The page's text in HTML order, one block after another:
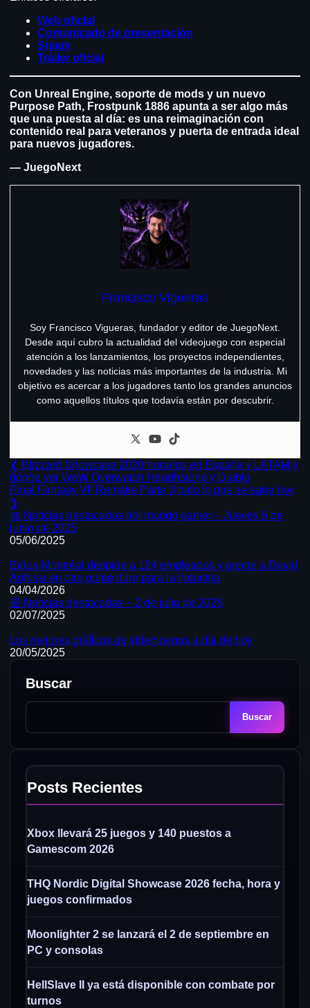
Web oficial
Comunicado de presentación
Steam
Tráiler oficial
Con Unreal Engine, soporte de mods y un nuevo
Purpose Path, Frostpunk 1886 apunta a ser algo más
que una puesta al día: es una reimaginación con
contenido real para veteranos y puerta de entrada ideal
para nuevos jugadores.
— JuegoNext
Francisco Vigueras
Soy Francisco Vigueras, fundador y editor de JuegoNext.
Desde aquí cubro la actualidad del videojuego con especial
atención a los lanzamientos, los proyectos independientes,
novedades y las noticias más importantes de la industria. Mi
objetivo es acercar a los jugadores tanto los grandes anuncios
como aquellos títulos que todavía están por descubrir.
Navegación
de
entradas
❮ Previous
Post:
Blizzard Showcase 2026 horarios en España y LATAM y
dónde ver WoW Overwatch Hearthstone y Diablo
Next
Post:
Final Fantasy VII Remake Parte 3 todo lo que se sabe hoy
❯
📅 Noticias destacadas del mundo gamer – Jueves 5 de
junio de 2025
05/06/2025
Eidos-Montréal despide a 124 empleados y pierde a David
Anfossi en otro golpe duro para la industria
04/04/2026
📰 Noticias destacadas – 2 de julio de 2025
02/07/2025
Los mejores gráficos de videojuegos a día de hoy
20/05/2025
Buscar
Buscar
Posts Recientes
Xbox llevará 25 juegos y 140 puestos a
Gamescom 2026
THQ Nordic Digital Showcase 2026 fecha, hora y
juegos confirmados
Moonlighter 2 se lanzará el 2 de septiembre en
PC y consolas
HellSlave II ya está disponible con combate por
turnos